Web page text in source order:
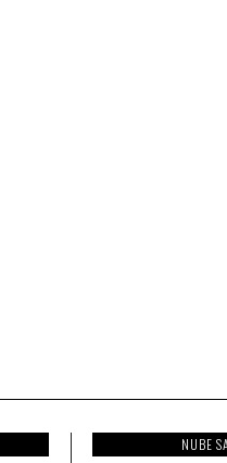
NUBE